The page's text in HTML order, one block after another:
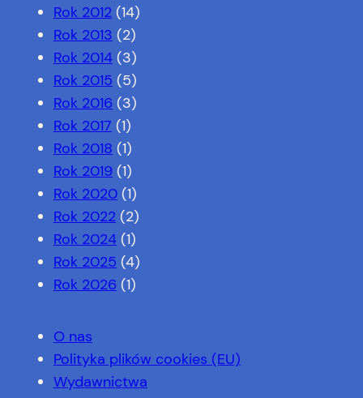
Rok 2012(14)
Rok 2013 (2)
Rok 2014(3)
Rok 2015 (5)
Rok 2016 (3)
Rok 2017 (1)
Rok 2018 (1)
Rok 2019(1)
Rok 2020(1)
Rok 2022(2)
Rok 2024(1)
Rok 2025 (4)
Rok 2026 (1)
O nas
Polityka plików cookies (EU)
Wydawnictwa